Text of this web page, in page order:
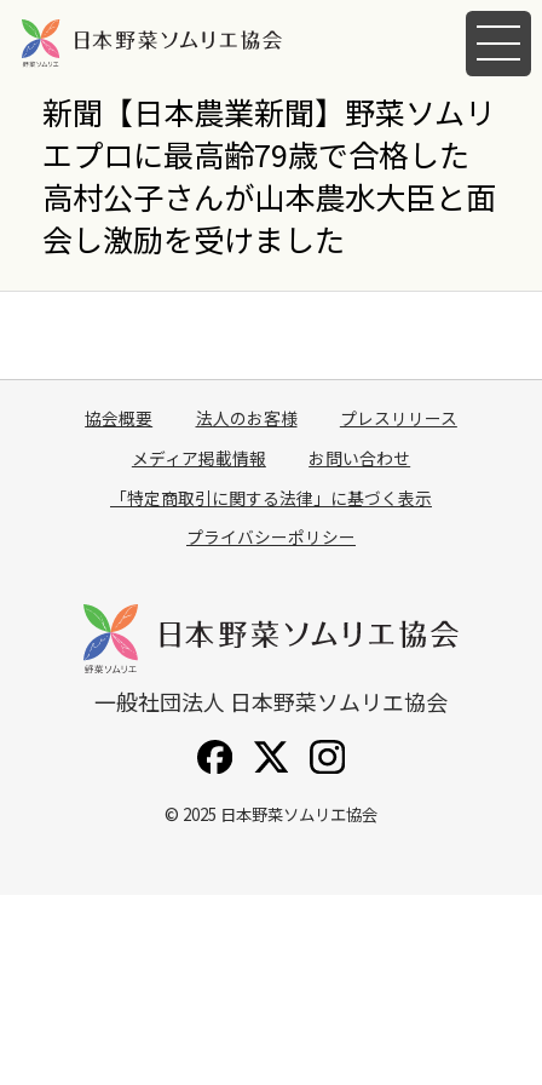
メ
ニ
ー
を
開
く
新聞【日本農業新聞】野菜ソムリ
エプロに最高齢79歳で合格した
高村公子さんが山本農水大臣と面
会し激励を受けました
協会概要 法人のお客様
プレスリリース
メディア掲載情報
お問い合わせ
「特定商取引に関する法律」に基づく表示
プライバシーポリシー
一般社団法人 日本野菜ソムリエ協会
© 2025 日本野菜ソムリエ協会